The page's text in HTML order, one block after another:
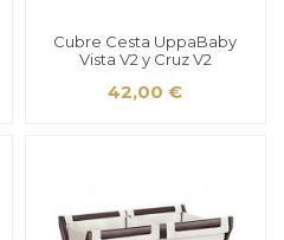
Cubre Cesta UppaBaby
Vista V2 y Cruz V2
42,00 €